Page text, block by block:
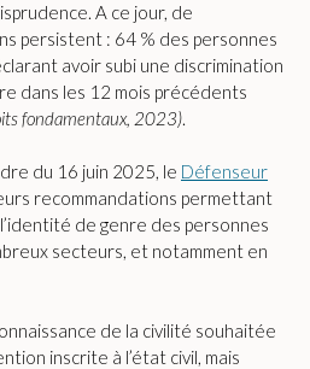
A ce jour, de
persistent : 64 % des personnes
avoir subi une discrimination
dans les 12 mois précédents
fondamentaux, 2023)
du 16 juin 2025, le Défenseur
recommandations permettant
de genre des personnes
secteurs, et notamment en
de la civilité souhaitée
inscrite à l’état civil, mais